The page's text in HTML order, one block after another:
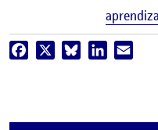
Facebook BlueskyLinkedIn